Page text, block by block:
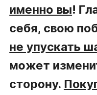
именно вы!
себя, свою
не упускать
может
сторону.